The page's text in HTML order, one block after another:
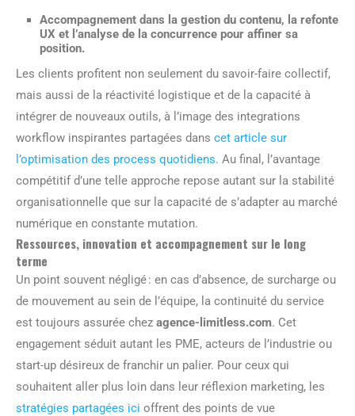
Accompagnement dans la gestion du contenu, la refonte
UX et l’analyse de la concurrence pour affiner sa
position.
Les clients profitent non seulement du savoir-faire collectif,
mais aussi de la réactivité logistique et de la capacité à
intégrer de nouveaux outils, à l’image des integrations
workflow inspirantes partagées dans cet article sur
l’optimisation des process quotidiens. Au final, l’avantage
compétitif d’une telle approche repose autant sur la stabilité
organisationnelle que sur la capacité de s’adapter au marché
numérique en constante mutation.
Ressources, innovation et accompagnement sur le long
terme
Un point souvent négligé : en cas d’absence, de surcharge ou
de mouvement au sein de l’équipe, la continuité du service
est toujours assurée chez agence-limitless.com. Cet
engagement séduit autant les PME, acteurs de l’industrie ou
start-up désireux de franchir un palier. Pour ceux qui
souhaitent aller plus loin dans leur réflexion marketing, les
stratégies partagées ici offrent des points de vue